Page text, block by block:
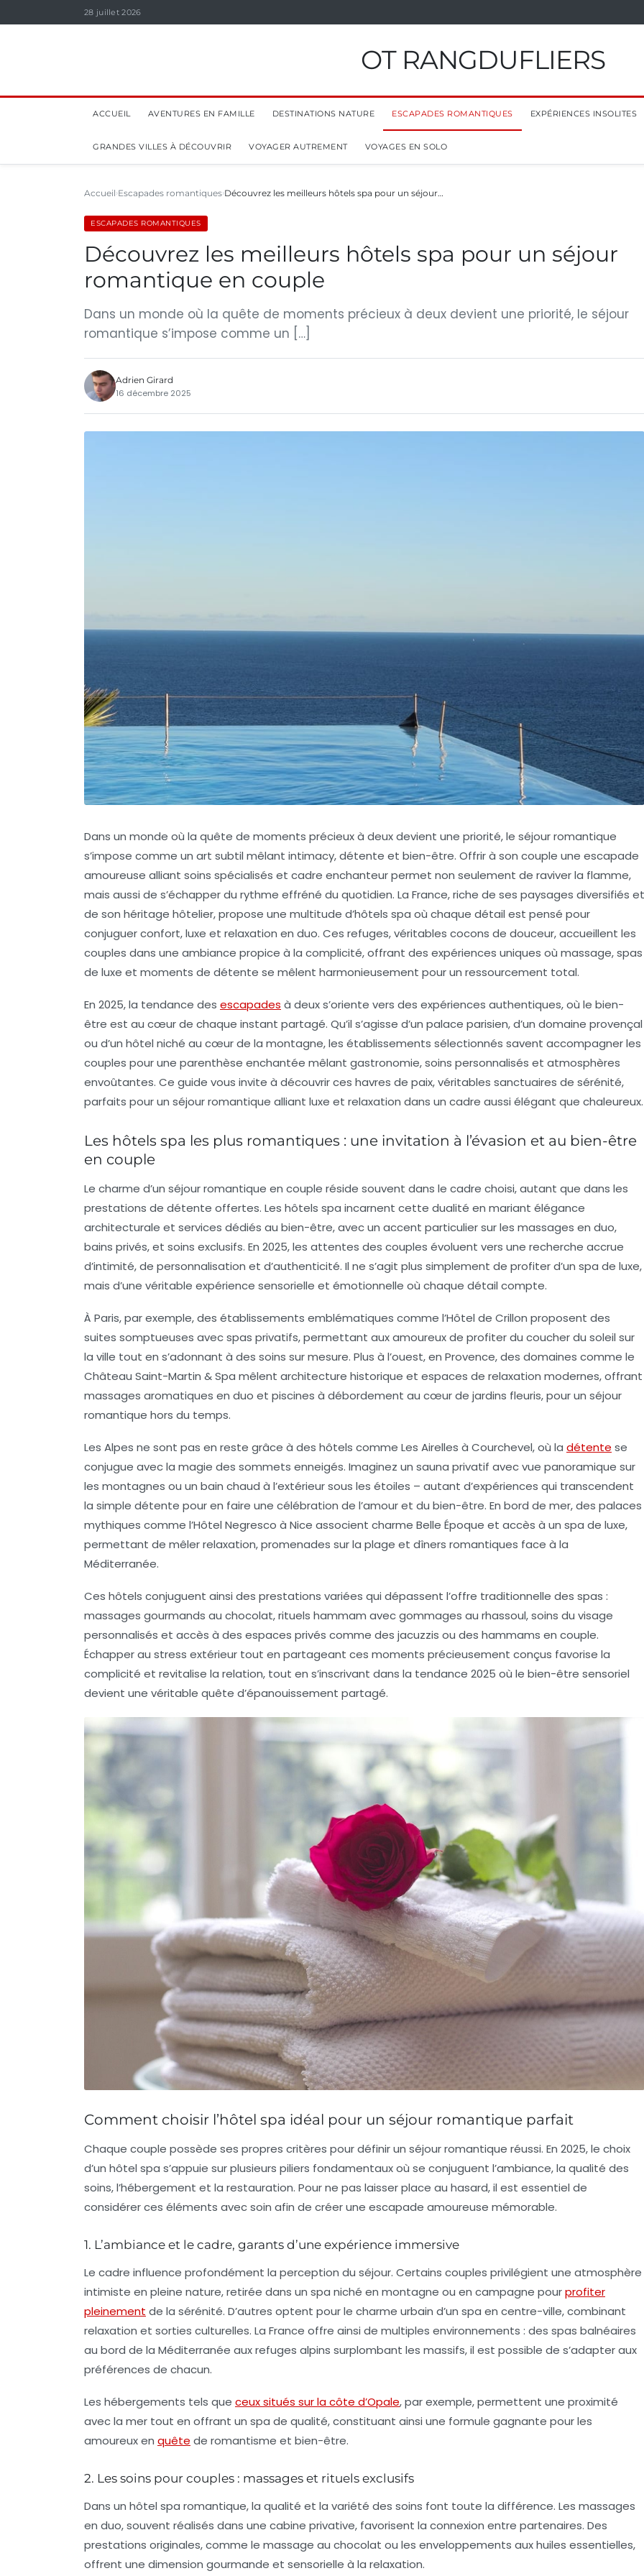
28 juillet 2026
OT RANGDUFLIERS
ACCUEIL AVENTURES EN FAMILLE DESTINATIONS NATURE ESCAPADES ROMANTIQUES EXPÉRIENCES INSOLITES
GRANDES VILLES À DÉCOUVRIR VOYAGER AUTREMENT VOYAGES EN SOLO
Accueil Escapades romantiques Découvrez les meilleurs hôtels spa pour un séjour…
ESCAPADES ROMANTIQUES
Découvrez les meilleurs hôtels spa pour un séjour
romantique en couple
Dans un monde où la quête de moments précieux à deux devient une priorité, le séjour
romantique s’impose comme un […]
Adrien Girard
16 décembre 2025
Dans un monde où la quête de moments précieux à deux devient une priorité, le séjour romantique
s’impose comme un art subtil mêlant intimacy, détente et bien-être. Offrir à son couple une escapade
amoureuse alliant soins spécialisés et cadre enchanteur permet non seulement de raviver la flamme,
mais aussi de s’échapper du rythme effréné du quotidien. La France, riche de ses paysages diversifiés et
de son héritage hôtelier, propose une multitude d’hôtels spa où chaque détail est pensé pour
conjuguer confort, luxe et relaxation en duo. Ces refuges, véritables cocons de douceur, accueillent les
couples dans une ambiance propice à la complicité, offrant des expériences uniques où massage, spas
de luxe et moments de détente se mêlent harmonieusement pour un ressourcement total.
En 2025, la tendance des escapades à deux s’oriente vers des expériences authentiques, où le bien-
être est au cœur de chaque instant partagé. Qu’il s’agisse d’un palace parisien, d’un domaine provençal
ou d’un hôtel niché au cœur de la montagne, les établissements sélectionnés savent accompagner les
couples pour une parenthèse enchantée mêlant gastronomie, soins personnalisés et atmosphères
envoûtantes. Ce guide vous invite à découvrir ces havres de paix, véritables sanctuaires de sérénité,
parfaits pour un séjour romantique alliant luxe et relaxation dans un cadre aussi élégant que chaleureux.
Les hôtels spa les plus romantiques : une invitation à l’évasion et au bien-être
en couple
Le charme d’un séjour romantique en couple réside souvent dans le cadre choisi, autant que dans les
prestations de détente offertes. Les hôtels spa incarnent cette dualité en mariant élégance
architecturale et services dédiés au bien-être, avec un accent particulier sur les massages en duo,
bains privés, et soins exclusifs. En 2025, les attentes des couples évoluent vers une recherche accrue
d’intimité, de personnalisation et d’authenticité. Il ne s’agit plus simplement de profiter d’un spa de luxe,
mais d’une véritable expérience sensorielle et émotionnelle où chaque détail compte.
À Paris, par exemple, des établissements emblématiques comme l’Hôtel de Crillon proposent des
suites somptueuses avec spas privatifs, permettant aux amoureux de profiter du coucher du soleil sur
la ville tout en s’adonnant à des soins sur mesure. Plus à l’ouest, en Provence, des domaines comme le
Château Saint-Martin & Spa mêlent architecture historique et espaces de relaxation modernes, offrant
massages aromatiques en duo et piscines à débordement au cœur de jardins fleuris, pour un séjour
romantique hors du temps.
Les Alpes ne sont pas en reste grâce à des hôtels comme Les Airelles à Courchevel, où la détente se
conjugue avec la magie des sommets enneigés. Imaginez un sauna privatif avec vue panoramique sur
les montagnes ou un bain chaud à l’extérieur sous les étoiles – autant d’expériences qui transcendent
la simple détente pour en faire une célébration de l’amour et du bien-être. En bord de mer, des palaces
mythiques comme l’Hôtel Negresco à Nice associent charme Belle Époque et accès à un spa de luxe,
permettant de mêler relaxation, promenades sur la plage et dîners romantiques face à la
Méditerranée.
Ces hôtels conjuguent ainsi des prestations variées qui dépassent l’offre traditionnelle des spas :
massages gourmands au chocolat, rituels hammam avec gommages au rhassoul, soins du visage
personnalisés et accès à des espaces privés comme des jacuzzis ou des hammams en couple.
Échapper au stress extérieur tout en partageant ces moments précieusement conçus favorise la
complicité et revitalise la relation, tout en s’inscrivant dans la tendance 2025 où le bien-être sensoriel
devient une véritable quête d’épanouissement partagé.
Comment choisir l’hôtel spa idéal pour un séjour romantique parfait
Chaque couple possède ses propres critères pour définir un séjour romantique réussi. En 2025, le choix
d’un hôtel spa s’appuie sur plusieurs piliers fondamentaux où se conjuguent l’ambiance, la qualité des
soins, l’hébergement et la restauration. Pour ne pas laisser place au hasard, il est essentiel de
considérer ces éléments avec soin afin de créer une escapade amoureuse mémorable.
1. L’ambiance et le cadre, garants d’une expérience immersive
Le cadre influence profondément la perception du séjour. Certains couples privilégient une atmosphère
intimiste en pleine nature, retirée dans un spa niché en montagne ou en campagne pourprofiter
pleinement de la sérénité. D’autres optent pour le charme urbain d’un spa en centre-ville, combinant
relaxation et sorties culturelles. La France offre ainsi de multiples environnements : des spas balnéaires
au bord de la Méditerranée aux refuges alpins surplombant les massifs, il est possible de s’adapter aux
préférences de chacun.
Les hébergements tels que ceux situés sur la côte d’Opale, par exemple, permettent une proximité
avec la mer tout en offrant un spa de qualité, constituant ainsi une formule gagnante pour les
amoureux en quête de romantisme et bien-être.
2. Les soins pour couples : massages et rituels exclusifs
Dans un hôtel spa romantique, la qualité et la variété des soins font toute la différence. Les massages
en duo, souvent réalisés dans une cabine privative, favorisent la connexion entre partenaires. Des
prestations originales, comme le massage au chocolat ou les enveloppements aux huiles essentielles,
offrent une dimension gourmande et sensorielle à la relaxation.